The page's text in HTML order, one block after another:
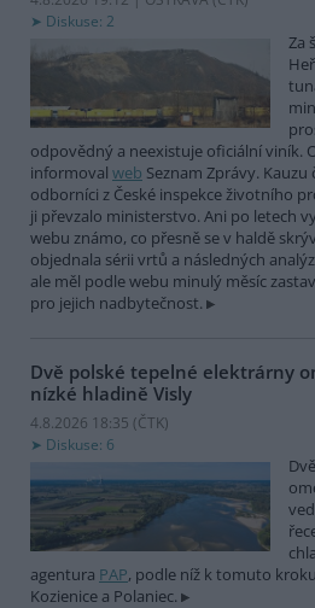
Diskuse: 2
Za
odpovědný a neexistuje oficiální viník.
informoval web Seznam Zprávy.
odborníci z České inspekce životního
ji převzalo ministerstvo. Ani po letech
webu známo, co přesně se v haldě
objednala sérii vrtů a následných
ale měl podle webu minulý měsíc
pro jejich nadbytečnost.
Dvě polské tepelné elektrárny
nízké hladině Visly
4.8.2026 18:35 (ČTK)
Diskuse: 6
agentura PAP, podle níž k tomuto
Kozienice a Polaniec.